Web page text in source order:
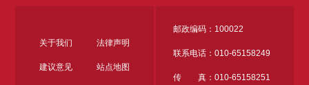
关于我们 法律声明
建议意见 站点地图
邮政编码：100022
联系电话：010-65158249
传 真：010-65158251